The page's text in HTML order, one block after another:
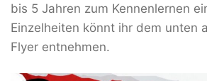
bis 5 Jahren zum Kennenlernen
Einzelheiten könnt ihr dem unten
Flyer entnehmen.